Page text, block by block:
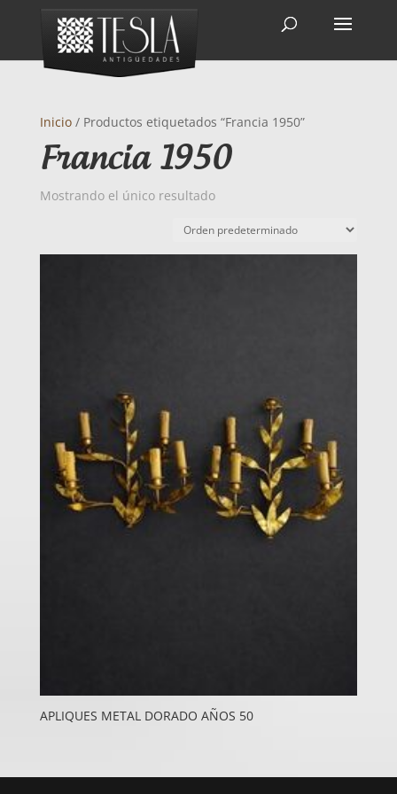
Inicio/ Productos etiquetados “Francia 1950”
Francia 1950
Mostrando el único resultado
APLIQUES METAL DORADO AÑOS 50